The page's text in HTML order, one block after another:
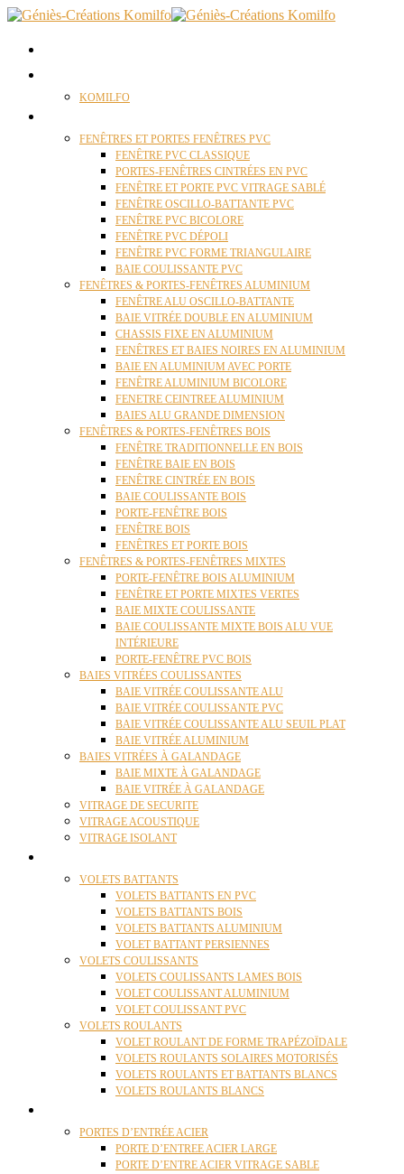
KOMILFO
FENÊTRES ET PORTES FENÊTRES PVC
FENÊTRE PVC CLASSIQUE
PORTES-FENÊTRES CINTRÉES EN PVC
FENÊTRE ET PORTE PVC VITRAGE SABLÉ
FENÊTRE OSCILLO-BATTANTE PVC
FENÊTRE PVC BICOLORE
FENÊTRE PVC DÉPOLI
FENÊTRE PVC FORME TRIANGULAIRE
BAIE COULISSANTE PVC
FENÊTRES & PORTES-FENÊTRES ALUMINIUM
FENÊTRE ALU OSCILLO-BATTANTE
BAIE VITRÉE DOUBLE EN ALUMINIUM
CHASSIS FIXE EN ALUMINIUM
FENÊTRES ET BAIES NOIRES EN ALUMINIUM
BAIE EN ALUMINIUM AVEC PORTE
FENÊTRE ALUMINIUM BICOLORE
FENETRE CEINTREE ALUMINIUM
BAIES ALU GRANDE DIMENSION
FENÊTRES & PORTES-FENÊTRES BOIS
FENÊTRE TRADITIONNELLE EN BOIS
FENÊTRE BAIE EN BOIS
FENÊTRE CINTRÉE EN BOIS
BAIE COULISSANTE BOIS
PORTE-FENÊTRE BOIS
FENÊTRE BOIS
FENÊTRES ET PORTE BOIS
FENÊTRES & PORTES-FENÊTRES MIXTES
PORTE-FENÊTRE BOIS ALUMINIUM
FENÊTRE ET PORTE MIXTES VERTES
BAIE MIXTE COULISSANTE
BAIE COULISSANTE MIXTE BOIS ALU VUE
INTÉRIEURE
PORTE-FENÊTRE PVC BOIS
BAIES VITRÉES COULISSANTES
BAIE VITRÉE COULISSANTE ALU
BAIE VITRÉE COULISSANTE PVC
BAIE VITRÉE COULISSANTE ALU SEUIL PLAT
BAIE VITRÉE ALUMINIUM
BAIES VITRÉES À GALANDAGE
BAIE MIXTE À GALANDAGE
BAIE VITRÉE À GALANDAGE
VITRAGE DE SECURITE
VITRAGE ACOUSTIQUE
VITRAGE ISOLANT
VOLETS BATTANTS
VOLETS BATTANTS EN PVC
VOLETS BATTANTS BOIS
VOLETS BATTANTS ALUMINIUM
VOLET BATTANT PERSIENNES
VOLETS COULISSANTS
VOLETS COULISSANTS LAMES BOIS
VOLET COULISSANT ALUMINIUM
VOLET COULISSANT PVC
VOLETS ROULANTS
VOLET ROULANT DE FORME TRAPÉZOÏDALE
VOLETS ROULANTS SOLAIRES MOTORISÉS
VOLETS ROULANTS ET BATTANTS BLANCS
VOLETS ROULANTS BLANCS
PORTES D’ENTRÉE ACIER
PORTE D’ENTREE ACIER LARGE
PORTE D’ENTRE ACIER VITRAGE SABLE